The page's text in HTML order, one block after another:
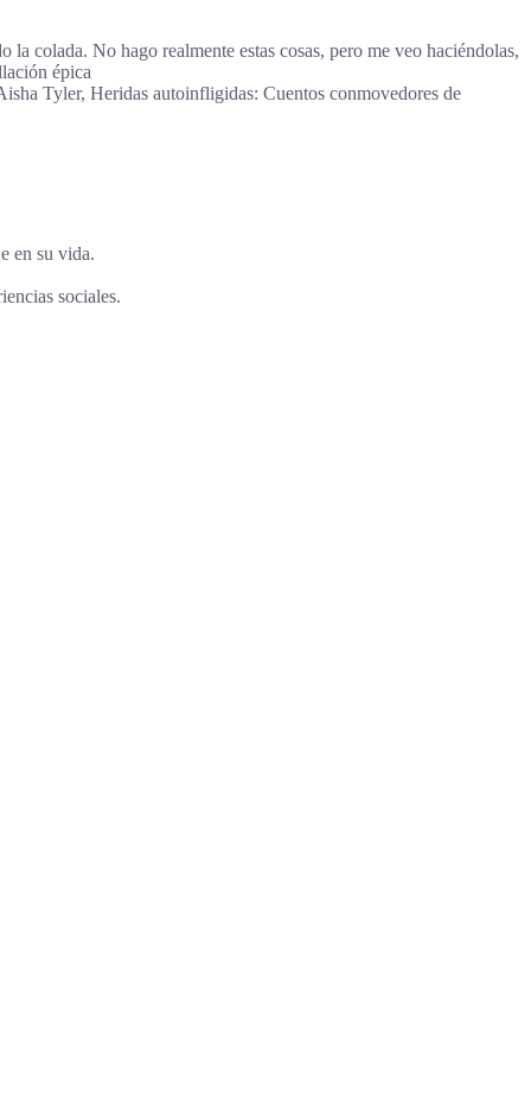
colada. No hago realmente estas cosas, pero me veo haciéndolas,
épica
Tyler, Heridas autoinfligidas: Cuentos conmovedores de
en su vida.
sociales.